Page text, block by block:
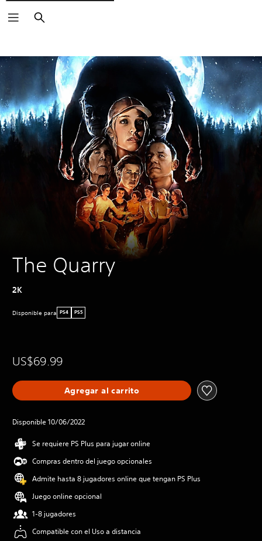
Buscar
The Quarry
2K
Disponible para PS4 PS5
US$69.99
Agregar al carrito
Disponible 10/06/2022
Se requiere PS Plus para jugar online
Compras dentro del juego opcionales
Admite hasta 8 jugadores online que tengan PS Plus
Juego online opcional
1-8 jugadores
Compatible con el Uso a distancia